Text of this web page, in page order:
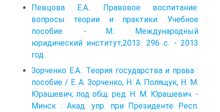
Певцова Е.А.. Правовое воспитание:
вопросы теории и практики: Учебное
пособие. - М.: Международный
юридический институт,2013. 296 с. - 2013
год
Зорченко Е.А.. Теория государства и права :
пособие / Е. А. Зорченко, Н. А. Полящук, Н. М.
Юрашевич; под общ. ред. Н. М. Юрашевич. -
Минск : Акад. упр. при Президенте Респ.